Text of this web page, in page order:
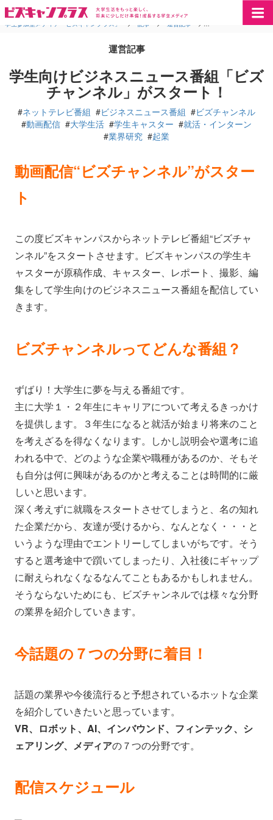
学生参加型メディア「ビズキャンプラス」 > 記事 > 運営記事 > 学生向けビジネスニュ
運営記事
学生向けビジネスニュース番組「ビズ
チャンネル」がスタート！
#ネットテレビ番組 #ビジネスニュース番組 #ビズチャンネル
#動画配信 #大学生活 #学生キャスター #就活・インターン
#業界研究 #起業
動画配信“ビズチャンネル”がスター
ト
この度ビズキャンパスからネットテレビ番組“ビズチャ
ンネル”をスタートさせます。ビズキャンパスの学生キ
ャスターが原稿作成、キャスター、レポート、撮影、編
集をして学生向けのビジネスニュース番組を配信してい
きます。
ビズチャンネルってどんな番組？
ずばり！大学生に夢を与える番組です。
主に大学１・２年生にキャリアについて考えるきっかけ
を提供します。３年生になると就活が始まり将来のこと
を考えざるを得なくなります。しかし説明会や選考に追
われる中で、どのような企業や職種があるのか、そもそ
も自分は何に興味があるのかと考えることは時間的に厳
しいと思います。
深く考えずに就職をスタートさせてしまうと、名の知れ
た企業だから、友達が受けるから、なんとなく・・・と
いうような理由でエントリーしてしまいがちです。そう
すると選考途中で躓いてしまったり、入社後にギャップ
に耐えられなくなるなんてこともあるかもしれません。
そうならないためにも、ビズチャンネルでは様々な分野
の業界を紹介していきます。
今話題の７つの分野に着目！
話題の業界や今後流行ると予想されているホットな企業
を紹介していきたいと思っています。
VR、ロボット、AI、インバウンド、フィンテック、シ
ェアリング、メディアの７つの分野です。
配信スケジュール